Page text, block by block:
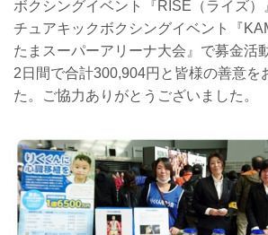
ボクシングイベント『RISE（ライズ
チュアキックボクシングイベント『
たまスーパーアリーナ大会』で募金活
2日間で合計300,904円と皆様の善意を
た。ご協力ありがとうございました。